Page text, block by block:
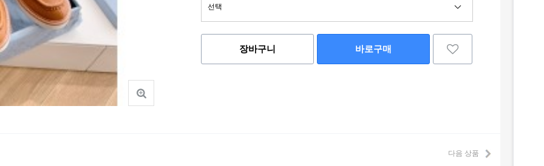
장바구니 바로구매
다음 상품